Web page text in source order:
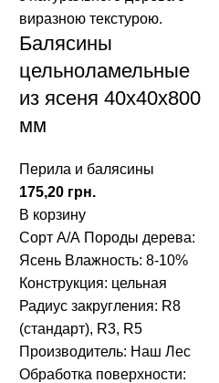
Балясины
цельноламельные
из ясеня 40x40x800
мм
Перила и балясины
грн.
В корзину
Сорт А/А Породы дерева:
Ясень Влажность: 8-10%
Конструкция: цельная
Радиус закругления: R8
(стандарт), R3, R5
Производитель: Наш Лес
Обработка поверхности: